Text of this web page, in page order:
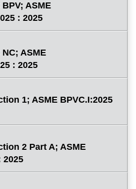
ASME
: 2025
ASME
: 2025
1; ASME BPVC.I:2025
2 Part A; ASME
2025